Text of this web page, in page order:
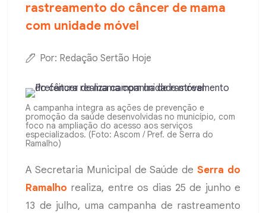
rastreamento do câncer de mama
com unidade móvel
Por: Redação Sertão Hoje
A campanha integra as ações de prevenção e
promoção da saúde desenvolvidas no município, com
foco na ampliação do acesso aos serviços
especializados. (Foto: Ascom / Pref. de Serra do
Ramalho)
A Secretaria Municipal de Saúde deSerra do
Ramalho realiza, entre os dias 25 de junho e
13 de julho, uma campanha de rastreamento